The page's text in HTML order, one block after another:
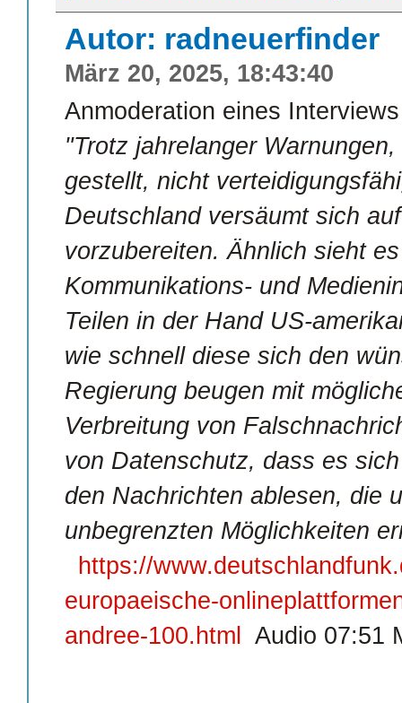
Autor: radneuerfinder
März 20, 2025, 18:43:40
Anmoderation eines
"Trotz jahrelanger
gestellt, nicht
Deutschland versäumt sich
vorzubereiten. Ähnlich sieht
Kommunikations- und
Teilen in der Hand US-
wie schnell diese sich den
Regierung beugen mit
Verbreitung von
von Datenschutz, dass es
den Nachrichten ablesen, die
unbegrenzten Möglichkeiten
https://
europaeische-
andree-100.html
Audio 07:51